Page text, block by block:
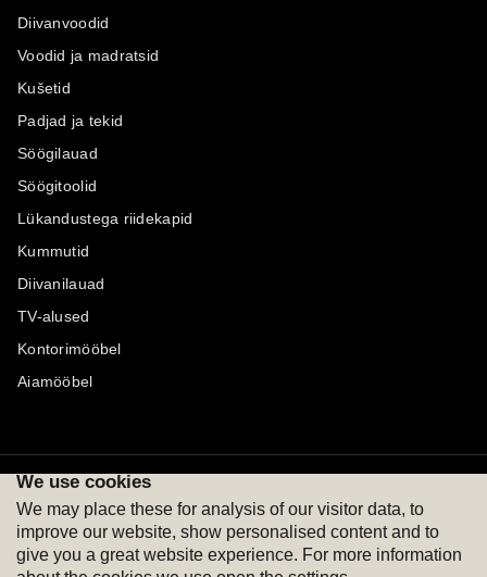
Diivanvoodid
Voodid ja madratsid
Kušetid
Padjad ja tekid
Söögilauad
Söögitoolid
Lükandustega riidekapid
Kummutid
Diivanilauad
TV-alused
Kontorimööbel
Aiamööbel
Maksevõimalused
We use cookies
We may place these for analysis of our visitor data, to
improve our website, show personalised content and to
give you a great website experience. For more information